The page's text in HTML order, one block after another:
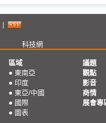
科技網
區域
● 東南亞
● 印度
● 東亞/中國
● 國際
● 圖表
議題
觀點
影音
商情
展會專